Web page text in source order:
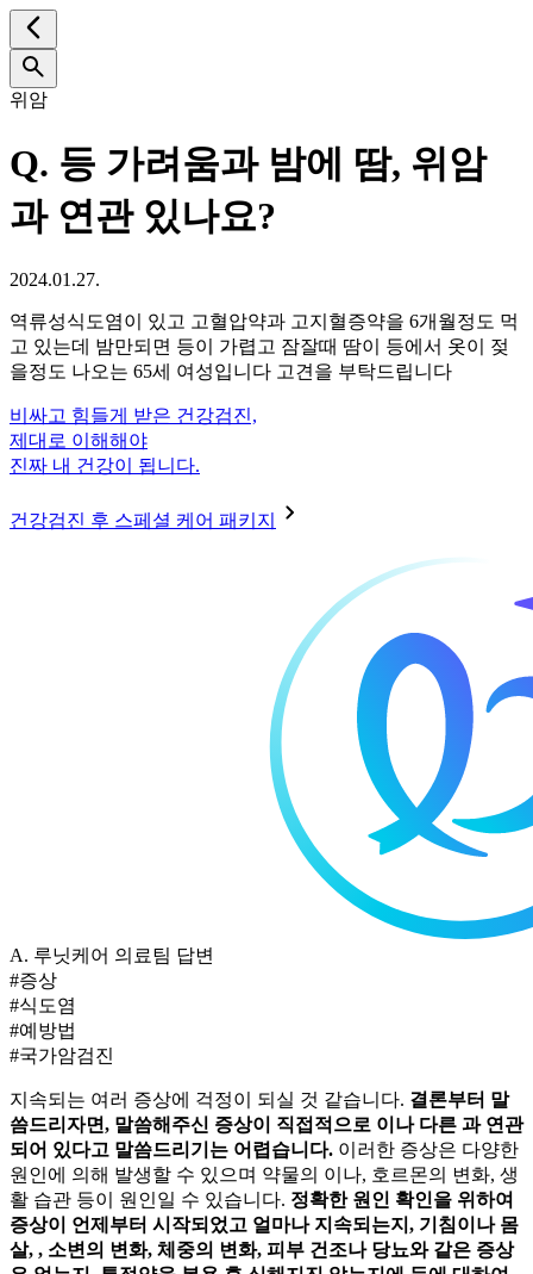
위암
Q. 등 가려움과 밤에 땀, 위암
과 연관 있나요?
2024.01.27.
역류성식도염이 있고 고혈압약과 고지혈증약을 6개월정도 먹
고 있는데 밤만되면 등이 가렵고 잠잘때 땀이 등에서 옷이 젖
을정도 나오는 65세 여성입니다 고견을 부탁드립니다
비싸고 힘들게 받은 건강검진,
제대로 이해해야
진짜 내 건강이 됩니다.
건강검진 후 스페셜 케어 패키지
A. 루닛케어 의료팀 답변
#증상
#식도염
#예방법
#국가암검진
지속되는 여러 증상에 걱정이 되실 것 같습니다. 결론부터 말
씀드리자면, 말씀해주신 증상이 직접적으로 이나 다른 과 연관
되어 있다고 말씀드리기는 어렵습니다. 이러한 증상은 다양한
원인에 의해 발생할 수 있으며 약물의 이나, 호르몬의 변화, 생
활 습관 등이 원인일 수 있습니다. 정확한 원인 확인을 위하여
증상이 언제부터 시작되었고 얼마나 지속되는지, 기침이나 몸
살, , 소변의 변화, 체중의 변화, 피부 건조나 당뇨와 같은 증상